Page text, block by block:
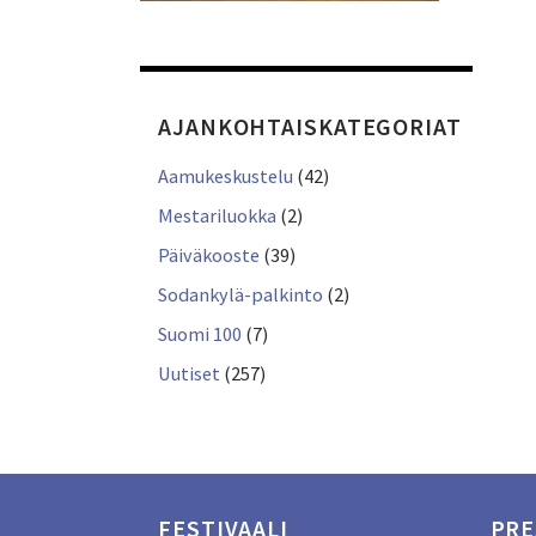
AJANKOHTAISKATEGORIAT
Aamukeskustelu (42)
Mestariluokka (2)
Päiväkooste (39)
Sodankylä-palkinto (2)
Suomi 100 (7)
Uutiset (257)
FESTIVAALI